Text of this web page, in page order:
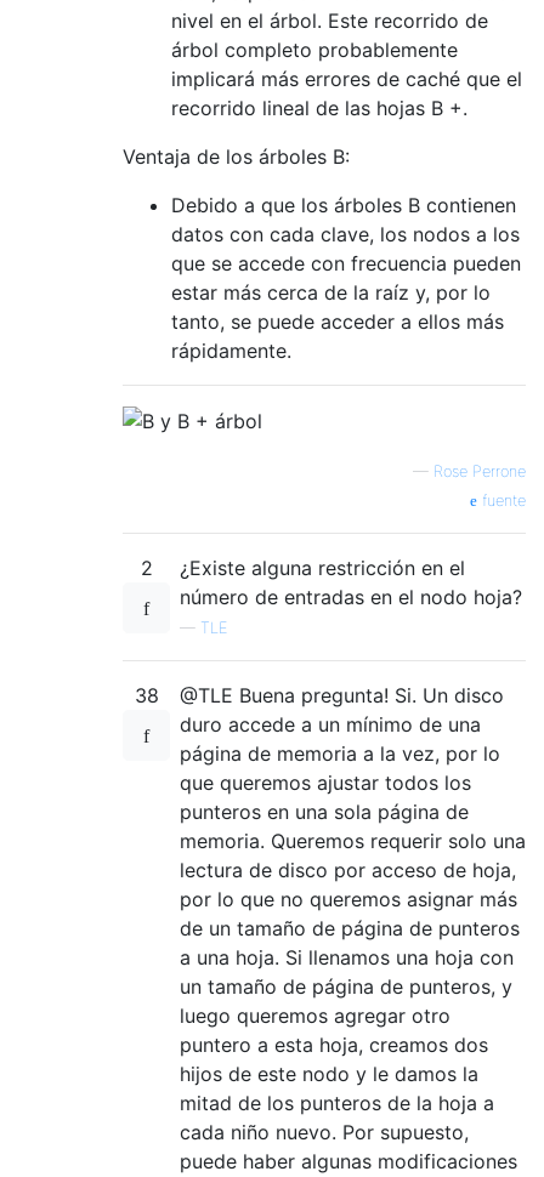
nivel en el árbol. Este recorrido de
árbol completo probablemente
implicará más errores de caché que el
recorrido lineal de las hojas B +.
Ventaja de los árboles B:
Debido a que los árboles B contienen
datos con cada clave, los nodos a los
que se accede con frecuencia pueden
estar más cerca de la raíz y, por lo
tanto, se puede acceder a ellos más
rápidamente.
— Rose Perrone
fuente
2
¿Existe alguna restricción en el
número de entradas en el nodo hoja?
— TLE
38
@TLE Buena pregunta! Si. Un disco
duro accede a un mínimo de una
página de memoria a la vez, por lo
que queremos ajustar todos los
punteros en una sola página de
memoria. Queremos requerir solo una
lectura de disco por acceso de hoja,
por lo que no queremos asignar más
de un tamaño de página de punteros
a una hoja. Si llenamos una hoja con
un tamaño de página de punteros, y
luego queremos agregar otro
puntero a esta hoja, creamos dos
hijos de este nodo y le damos la
mitad de los punteros de la hoja a
cada niño nuevo. Por supuesto,
puede haber algunas modificaciones